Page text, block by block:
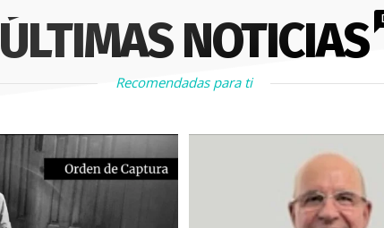
ÚLTIMAS NOTICIAS
Recomendadas para ti